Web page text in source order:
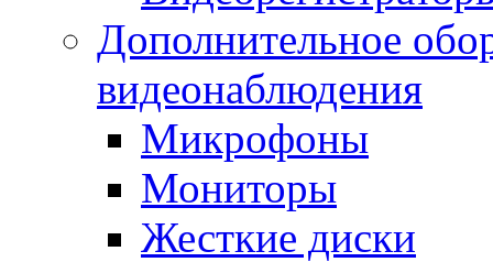
Дополнительное
видеонаблюдения
Микрофоны
Мониторы
Жесткие диски